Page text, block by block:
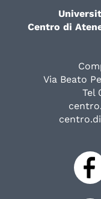
Centro di
Via Beato
Tel